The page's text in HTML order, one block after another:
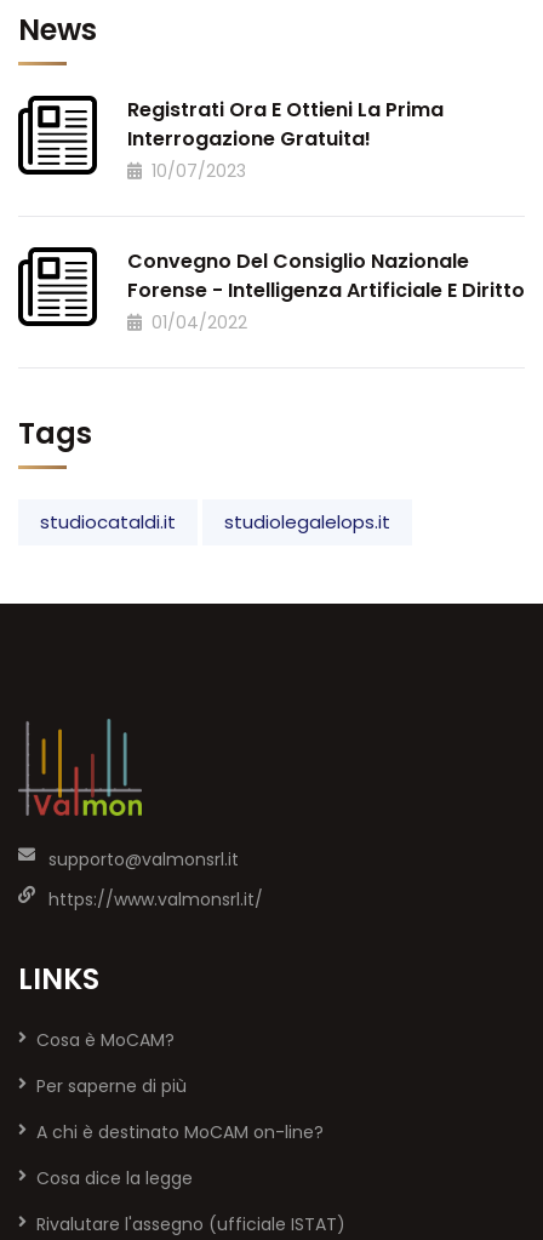
News
Registrati Ora E Ottieni La Prima
Interrogazione Gratuita!
10/07/2023
Convegno Del Consiglio Nazionale
Forense - Intelligenza Artificiale E Diritto
01/04/2022
Tags
studiocataldi.it studiolegalelops.it
supporto@valmonsrl.it
https://www.valmonsrl.it/
LINKS
Cosa è MoCAM?
Per saperne di più
A chi è destinato MoCAM on-line?
Cosa dice la legge
Rivalutare l'assegno (ufficiale ISTAT)